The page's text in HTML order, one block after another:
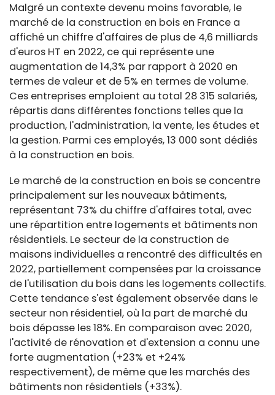
Malgré un contexte devenu moins favorable, le
marché de la construction en bois en France a
affiché un chiffre d'affaires de plus de 4,6 milliards
d'euros HT en 2022, ce qui représente une
augmentation de 14,3% par rapport à 2020 en
termes de valeur et de 5% en termes de volume.
Ces entreprises emploient au total 28 315 salariés,
répartis dans différentes fonctions telles que la
production, l'administration, la vente, les études et
la gestion. Parmi ces employés, 13 000 sont dédiés
à la construction en bois.
Le marché de la construction en bois se concentre
principalement sur les nouveaux bâtiments,
représentant 73% du chiffre d'affaires total, avec
une répartition entre logements et bâtiments non
résidentiels. Le secteur de la construction de
maisons individuelles a rencontré des difficultés en
2022, partiellement compensées par la croissance
de l'utilisation du bois dans les logements collectifs.
Cette tendance s'est également observée dans le
secteur non résidentiel, où la part de marché du
bois dépasse les 18%. En comparaison avec 2020,
l'activité de rénovation et d'extension a connu une
forte augmentation (+23% et +24%
respectivement), de même que les marchés des
bâtiments non résidentiels (+33%).